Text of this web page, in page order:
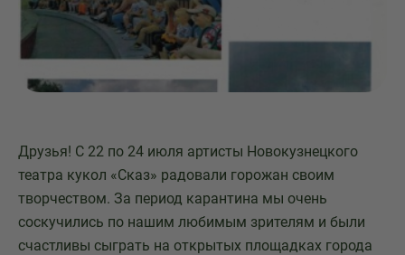
Друзья! С 22 по 24 июля артисты Новокузнецкого
театра кукол «Сказ» радовали горожан своим
творчеством. За период карантина мы очень
соскучились по нашим любимым зрителям и были
счастливы сыграть на открытых площадках города